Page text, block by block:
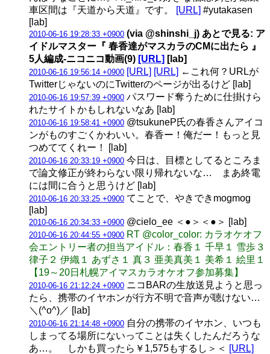
車区間は『天道から天道』です。
[URL] #yutakasen
[lab]
2010-06-16 19:28:33 +0900 (via @shinshi_j) あとで見る: ア
イドルマスター『 春香達がマスカラのCMに出たら 』
5人編成‐ニコニコ動画(9) [URL] [lab]
2010-06-16 19:56:14 +0900 [URL] [URL] ←これ何？URLが
TwitterじゃないのにTwitterのページが出るけど [lab]
2010-06-16 19:57:39 +0900 パスワード奪うために仕掛けら
れたサイトかもしれないなあ [lab]
2010-06-16 19:58:41 +0900 @tsukuneP氏の春香さんアイコ
ンがものすごくかわいい。春香ー！俺だー！もっと見
つめててくれー！ [lab]
2010-06-16 20:33:19 +0900 今日は、目標としてるところま
で論文修正が終わらない限り帰れないな… まあ終電
には間に合うと思うけど [lab]
2010-06-16 20:33:25 +0900 てことで、やきできmogmog
[lab]
2010-06-16 20:34:33 +0900 @cielo_ee ＜●＞＜●＞ [lab]
2010-06-16 20:44:55 +0900 RT @color_color: カラオケオフ
会エントリー者の担当アイドル：春香１ 千早１ 雪歩３
律子２ 伊織１ あずさ１ 真３ 亜美真美１ 美希１ 絵里１
【19～20日札幌アイマスカラオケオフ参加募集】
2010-06-16 21:12:24 +0900 ニコBARの生放送見ようと思っ
たら、携帯のイヤホンが行方不明で音声が聴けない…
＼(^o^)／ [lab]
2010-06-16 21:14:48 +0900 自分の携帯のイヤホン、いつも
しまってる場所にないってことは失くしたんだろうな
あ…。 しかも買ったら￥1,575もするし＞＜ [URL]